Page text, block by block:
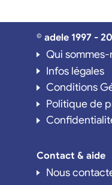
© adele 1997 -
Qui sommes-
Infos légales
Conditions
Politique de
Contact & aide
Nous